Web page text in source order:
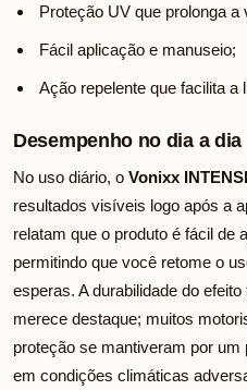
Proteção UV que prolonga a
Fácil aplicação e manuseio;
Ação repelente que facilita a
Desempenho no dia a dia
No uso diário, o Vonixx
resultados visíveis logo após a
relatam que o produto é fácil de
permitindo que você retome o
esperas. A durabilidade do
merece destaque; muitos
proteção se mantiveram por
em condições climáticas